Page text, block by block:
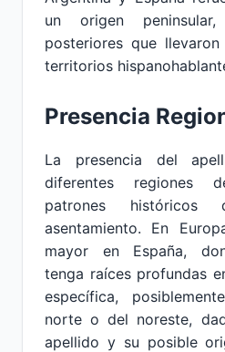
un origen
posteriores que
territorios
Presencia
La presencia del
diferentes regiones
patrones
asentamiento. En
mayor en España,
tenga raíces profundas
específica,
norte o del noreste,
apellido y su posible